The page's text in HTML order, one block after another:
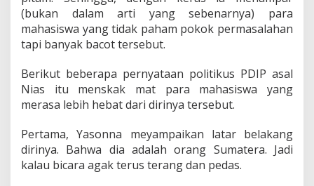
i
s
w
a
n
S
k
P
i
n
(bukan dalam arti yang sebenarnya) para
mahasiswa yang tidak paham pokok permasalahan
tapi banyak bacot tersebut.
Berikut beberapa pernyataan politikus PDIP asal
Nias itu menskak mat para mahasiswa yang
merasa lebih hebat dari dirinya tersebut.
Pertama, Yasonna meyampaikan latar belakang
dirinya. Bahwa dia adalah orang Sumatera. Jadi
kalau bicara agak terus terang dan pedas.